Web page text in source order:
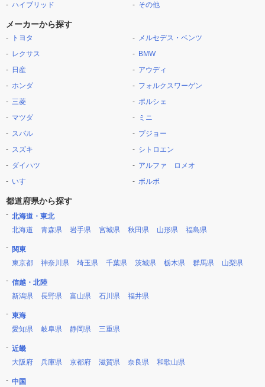
ハイブリッド
その他
メーカーから探す
トヨタ
レクサス
日産
ホンダ
三菱
マツダ
スバル
スズキ
ダイハツ
いすゞ
メルセデス・ベンツ
BMW
アウディ
フォルクスワーゲン
ポルシェ
ミニ
プジョー
シトロエン
アルファ ロメオ
ボルボ
都道府県から探す
北海道・東北
北海道
青森県 岩手県 宮城県 秋田県 山形県 福島県
関東
東京都
神奈川県 埼玉県 千葉県 茨城県 栃木県 群馬県 山梨県
信越・北陸
新潟県
長野県 富山県 石川県 福井県
東海
愛知県
岐阜県 静岡県 三重県
近畿
大阪府
兵庫県 京都府 滋賀県 奈良県 和歌山県
中国